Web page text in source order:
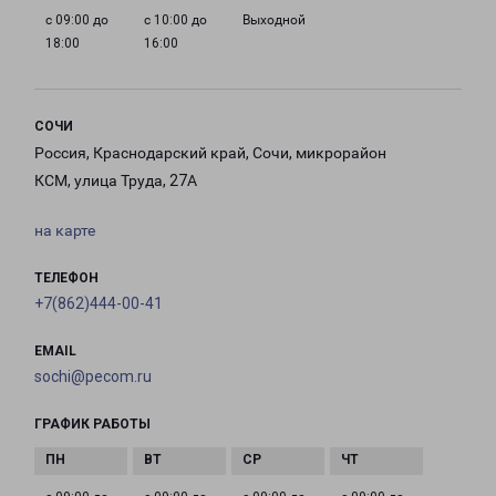
с 09:00 до
18:00
с 10:00 до
16:00
Выходной
СОЧИ
Россия, Краснодарский край, Сочи, микрорайон
КСМ, улица Труда, 27А
на карте
ТЕЛЕФОН
+7(862)444-00-41
EMAIL
sochi@pecom.ru
ГРАФИК РАБОТЫ